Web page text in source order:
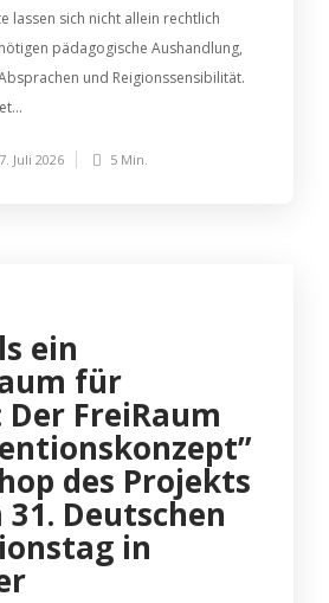
lassen sich nicht allein rechtlich
pädagogische Aushandlung,
und Reigionssensibilität.
Juli 2026 5 Min.
ein
für
Der FreiRaum
des Projekts
Deutschen
in